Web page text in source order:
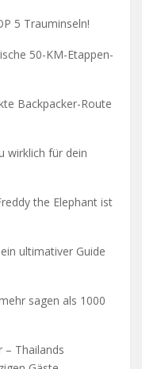
5 Trauminseln!
50-KM-Etappen-
Backpacker-Route
wirklich für dein
the Elephant ist
ultimativer Guide
sagen als 1000
– Thailands